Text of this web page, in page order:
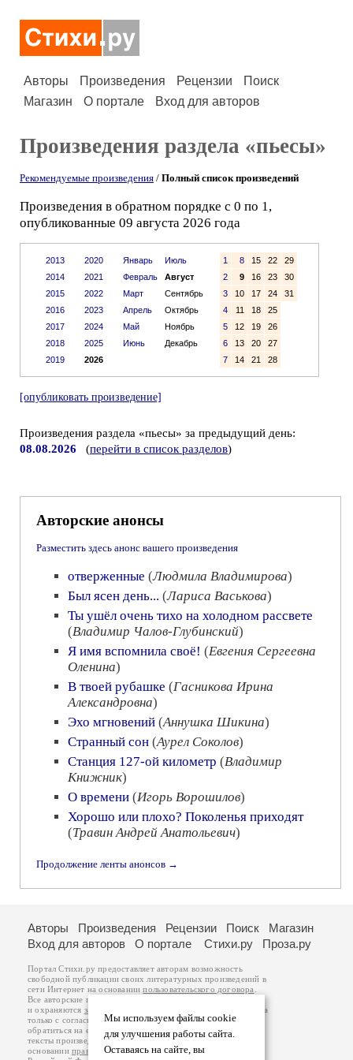
Авторы Произведения Рецензии
Поиск
Магазин
О портале Вход для авторов
Произведения раздела «пьесы»
Рекомендуемые произведения / Полный список произведений
Произведения в обратном порядке с 0 по 1,
опубликованные 09 августа 2026 года
2013
2014
2015
2016
2017
2018
2019
2020
2021
2022
2023
2024
2025
2026
Январь
Июль
Февраль
Август
Март
Сентябрь
Апрель
Октябрь
Май
Ноябрь
Июнь
Декабрь
1 8 15 22
29
2
9 16 23
30
3
10 17 24
31
4
11 18
25
5
12 19
26
6
13 20
27
7
14 21 28
[опубликовать произведение]
Произведения раздела «пьесы» за предыдущий день:
08.08.2026 (перейти в список разделов)
Авторские анонсы
Разместить здесь анонс вашего произведения
отверженные (Людмила Владимирова)
Был ясен день... (Лариса Васькова)
Ты ушёл очень тихо на холодном рассвете
(Владимир Чалов-Глубинский)
Я имя вспомнила своё! (Евгения Сергеевна
Оленина)
В твоей рубашке (Гасникова Ирина
Александровна)
Эхо мгновений (Аннушка Шикина)
Странный сон (Аурел Соколов)
Станция 127-ой километр (Владимир
Книжник)
О времени (Игорь Ворошилов)
Хорошо или плохо? Поколенья приходят
(Травин Андрей Анатольевич)
Продолжение ленты анонсов →
Мы используем файлы cookie
для улучшения работы сайта.
Оставаясь на сайте, вы
Авторы Произведения Рецензии Поиск
Магазин
Вход для авторов
О портале Стихи.ру Проза.ру
Портал Стихи.ру предоставляет авторам возможность
свободной публикации своих литературных произведений в
сети Интернет на основаниипользовательского договора
Все авторские права на произведения принадлежат авторам
и охраняются законом
. Перепечатка произведений возможна
только с согласия его автора, к которому вы можете
обратиться на его авторской странице. Ответственность за
тексты произведений авторы несут самостоятельно на
основанииправил публикацииизаконодательства